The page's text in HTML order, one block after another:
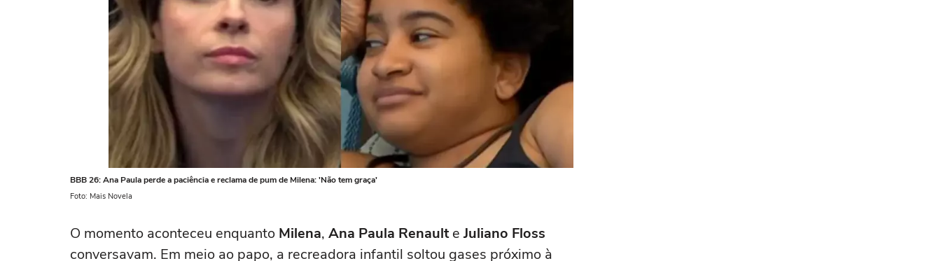
BBB 26: Ana Paula perde a paciência e reclama de pum de Milena: 'Não tem graça'
Foto: Mais Novela
O momento aconteceu enquanto Milena, Ana Paula Renaulte Juliano Floss
conversavam. Em meio ao papo, a recreadora infantil soltou gases próximo à